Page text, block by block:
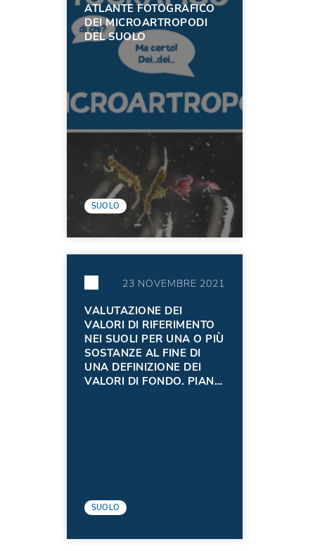
ATLANTE FOTOGRAFICO
DEI MICROARTROPODI
DEL SUOLO
SUOLO
23 NOVEMBRE 2021
VALUTAZIONE DEI
VALORI DI RIFERIMENTO
NEI SUOLI PER UNA O PIÙ
SOSTANZE AL FINE DI
UNA DEFINIZIONE DEI
VALORI DI FONDO. PIANO
SUOLO